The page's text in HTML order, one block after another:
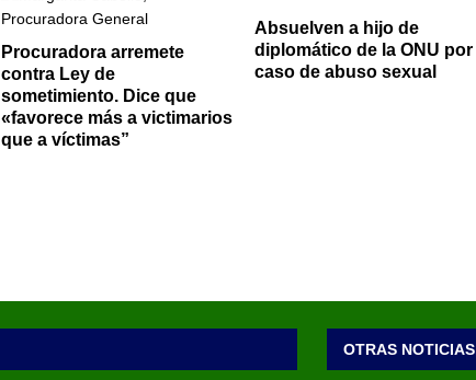
Procuradora arremete
contra Ley de
sometimiento. Dice que
«favorece más a victimarios
que a víctimas”
Absuelven a hijo de
diplomático de la ONU por
caso de abuso sexual
OTRAS NOTICIAS